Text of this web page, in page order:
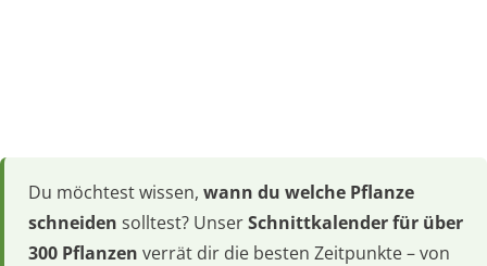
Du möchtest wissen, wann du welche Pflanze
schneiden solltest? UnserSchnittkalender für über
300 Pflanzen verrät dir die besten Zeitpunkte – von